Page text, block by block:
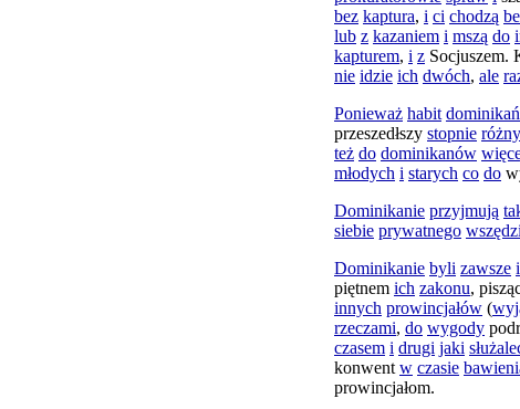
bez kaptura, i ci chodzą
lub z kazaniem i mszą do
kapturem, i z Socjuszem.
nie idzie ich dwóch, ale
Ponieważ habit
przeszedłszy stopnie
też do dominikanów
młodych i starych co do
Dominikanie przyjmują
siebie prywatnego
Dominikanie byli zawsze i
piętnem ich zakonu,
innych prowincjałów (
rzeczami, do wygody
czasem i drugi jaki
konwent w czasie
prowincjałom.